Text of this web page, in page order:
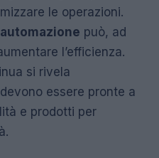
le operazioni.
automazione può, ad
l’efficienza.
si rivela
essere pronte a
e prodotti per